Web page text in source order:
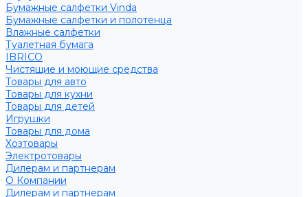
Бумажные салфетки Vinda
Бумажные салфетки и полотенца
Влажные салфетки
Туалетная бумага
IBRICO
Чистящие и моющие средства
Товары для авто
Товары для кухни
Товары для детей
Игрушки
Товары для дома
Хозтовары
Электротовары
Дилерам и партнерам
О Компании
Дилерам и партнерам